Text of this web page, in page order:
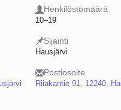
Henkilöstömäärä
10–19
Sijainti
Hausjärvi
Postiosoite
Riiakantie 91, 12240,